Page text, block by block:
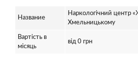
Название
Наркологічний центр
Хмельницькому
Вартість в
місяць
від 0 грн